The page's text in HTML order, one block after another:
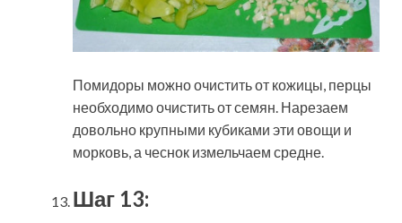
Помидоры можно очистить от кожицы, перцы
необходимо очистить от семян. Нарезаем
довольно крупными кубиками эти овощи и
морковь, а чеснок измельчаем средне.
Шаг 13: